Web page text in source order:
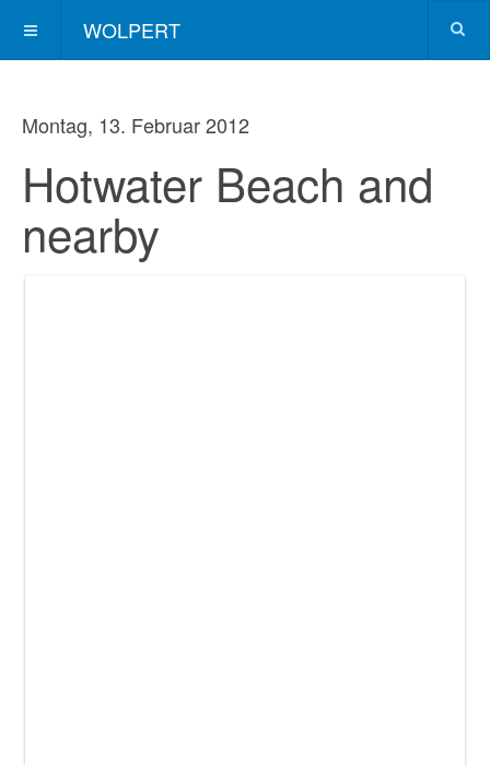
WOLPERT
Montag, 13. Februar 2012
Hotwater Beach and
nearby